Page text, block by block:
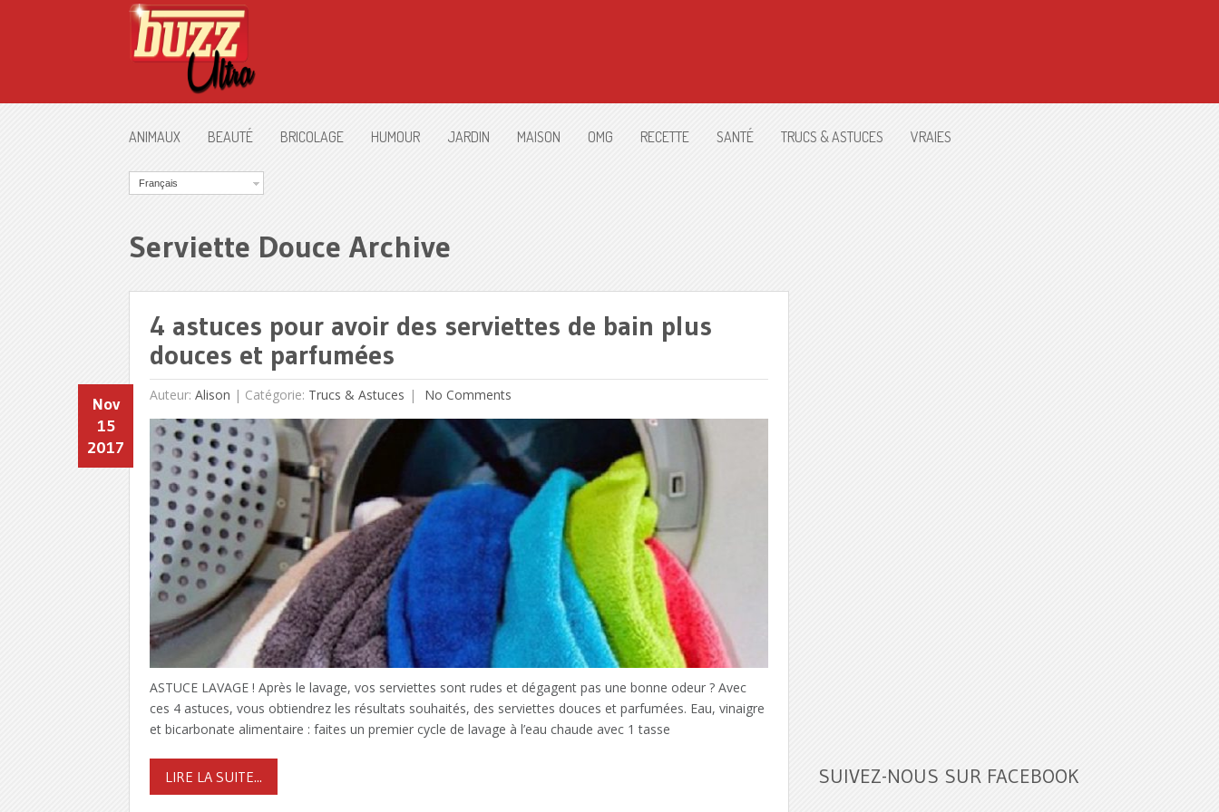
ANIMAUX BEAUTÉ BRICOLAGE HUMOUR JARDIN MAISON OMG RECETTE SANTÉ TRUCS & ASTUCES VRAIES
Français
Serviette Douce Archive
4 astuces pour avoir des serviettes de bain plus
douces et parfumées
Auteur: Alison |
Nov
15
2017
Catégorie: Trucs & Astuces No Comments
ASTUCE LAVAGE ! Après le lavage, vos serviettes sont rudes et dégagent pas une bonne odeur ? Avec
ces 4 astuces, vous obtiendrez les résultats souhaités, des serviettes douces et parfumées. Eau, vinaigre
et bicarbonate alimentaire : faites un premier cycle de lavage à l’eau chaude avec 1 tasse
LIRE LA SUITE... SUIVEZ-NOUS SUR FACEBOOK